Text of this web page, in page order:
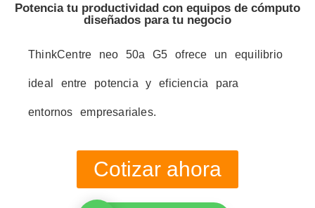
Potencia tu productividad con equipos de cómputo
diseñados para tu negocio
ThinkCentre neo 50a G5 ofrece un equilibrio
ideal entre potencia y eficiencia para
entornos empresariales.
Cotizar ahora